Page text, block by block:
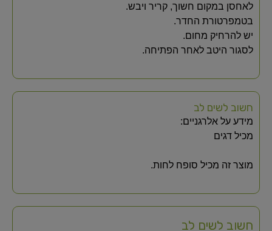
לאחסן במקום חשוך, קריר ויבש.
בטמפרטורת החדר.
יש להרחיק מחום.
לסגור היטב לאחר הפתיחה.
חשוב לשים לב
מידע על אלרגניים:
מכיל דגים
מוצר זה מכיל סופח לחות.
חשוב לשים לב